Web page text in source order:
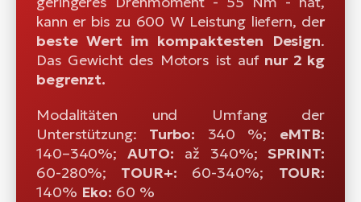
kann er bis zu 600 W Leistung liefern, der
beste Wert im kompaktesten Design.
Das Gewicht des Motors ist aufnur 2 kg
begrenzt.
Modalitäten und Umfang der
Unterstützung: Turbo: 340 %; eMTB:
140–340%;AUTO: až 340%; SPRINT:
60-280%; TOUR+: 60-340%; TOUR:
140% Eko: 60 %